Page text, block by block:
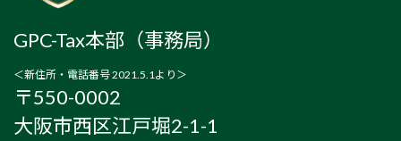
GPC-Tax本部（事務局）
＜新住所・電話番号 2021.5.1より＞
〒550-0002
大阪市西区江戸堀2-1-1